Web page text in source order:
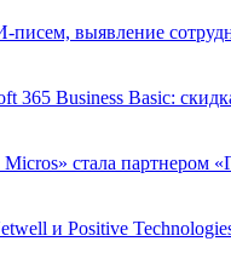
выявление
365 Business Basic:
стала партнером
и Positive